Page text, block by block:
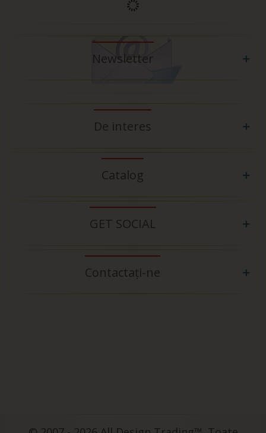
Newsletter
De interes
Catalog
GET SOCIAL
Contactați-ne